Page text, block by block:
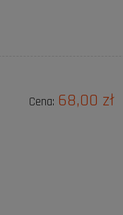
Cena: 68,00 zł